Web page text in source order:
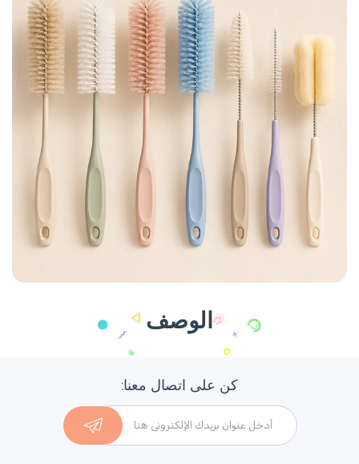
الوصف
كن على اتصال معنا: